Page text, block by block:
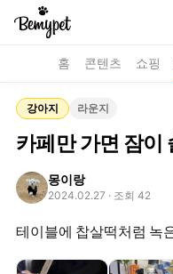
홈 콘텐츠 쇼핑
강아지 라운지
카페만 가면 잠이
몽이랑
2024.02.27 · 조회 42
테이블에 찹살떡처럼 녹